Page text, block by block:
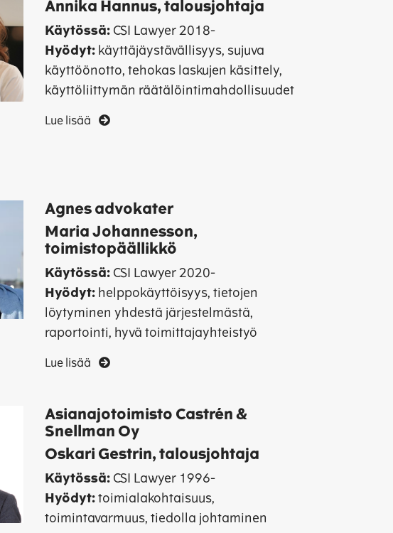
Annika Hannus, talousjohtaja
Käytössä: CSI Lawyer 2018-
Hyödyt: käyttäjäystävällisyys, sujuva
käyttöönotto, tehokas laskujen käsittely,
käyttöliittymän räätälöintimahdollisuudet
Lue lisää
Agnes advokater
Maria Johannesson,
toimistopäällikkö
Käytössä: CSI Lawyer 2020-
Hyödyt: helppokäyttöisyys, tietojen
löytyminen yhdestä järjestelmästä,
raportointi, hyvä toimittajayhteistyö
Lue lisää
Asianajotoimisto Castrén &
Snellman Oy
Oskari Gestrin, talousjohtaja
Käytössä:CSI Lawyer 1996-
Hyödyt:toimialakohtaisuus,
toimintavarmuus, tiedolla johtaminen